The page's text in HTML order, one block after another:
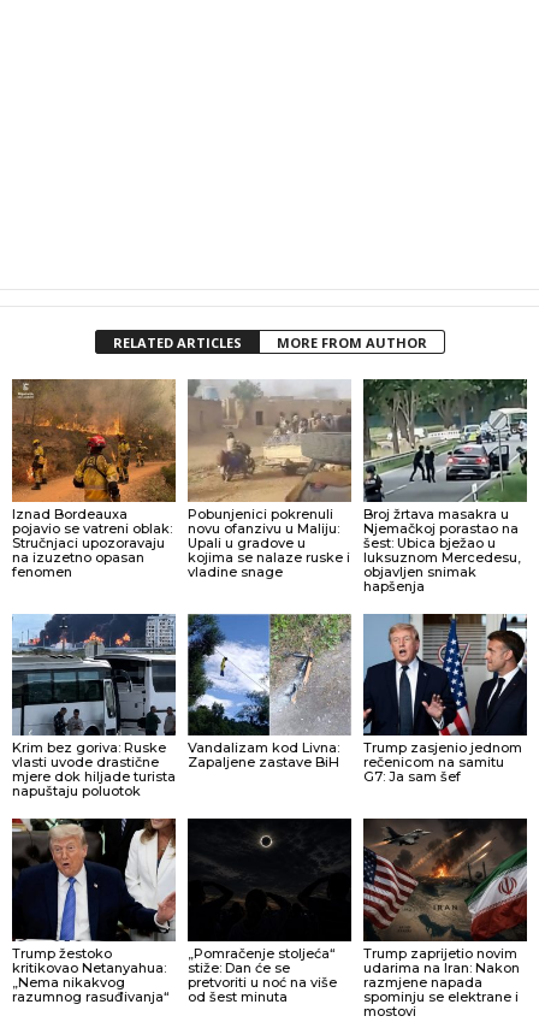
RELATED ARTICLES MORE FROM AUTHOR
Iznad Bordeauxa
pojavio se vatreni oblak:
Stručnjaci upozoravaju
na izuzetno opasan
fenomen
Pobunjenici pokrenuli
novu ofanzivu u Maliju:
Upali u gradove u
kojima se nalaze ruske i
vladine snage
Broj žrtava masakra u
Njemačkoj porastao na
šest: Ubica bježao u
luksuznom Mercedesu,
objavljen snimak
hapšenja
Krim bez goriva: Ruske
vlasti uvode drastične
mjere dok hiljade turista
napuštaju poluotok
Vandalizam kod Livna:
Zapaljene zastave BiH
Trump zasjenio jednom
rečenicom na samitu
G7: Ja sam šef
Trump žestoko
kritikovao Netanyahua:
„Nema nikakvog
razumnog rasuđivanja“
„Pomračenje stoljeća“
stiže: Dan će se
pretvoriti u noć na više
od šest minuta
Trump zaprijetio novim
udarima na Iran: Nakon
razmjene napada
spominju se elektrane i
mostovi